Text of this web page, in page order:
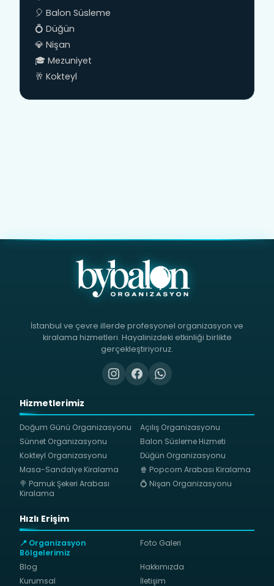
🎈 Balon Süsleme
💍 Düğün
💎 Nişan
🎓 Mezuniyet
🥂 Kokteyl
İstanbul ve çevre illerde profesyonel organizasyon ve
kiralama hizmetleri. Hayalinizdeki etkinliği birlikte
gerçekleştiriyoruz.
Hizmetlerimiz
Doğum Günü Organizasyonu
Açılış Organizasyonu
Sünnet Organizasyonu
Balon Süsleme Hizmeti
Kokteyl Organizasyonu
Düğün Organizasyonu
Masa-Sandalye Kiralama
🍿 Popcorn Arabası Kiralama
🍭 Pamuk Şekeri Arabası
Kiralama
💍 Nişan Organizasyonu
Hızlı Erişim
📍 Organizasyon
Bölgelerimiz
Foto Galeri
Blog
Hakkımızda
Kurumsal
İletişim